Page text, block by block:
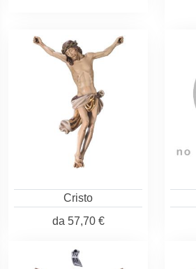
Cristo
da 57,70 €